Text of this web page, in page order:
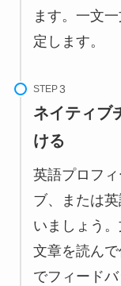
ます。一文
定します。
STEP
ネイティブ
ける
英語プロフ
ブ、または
いましょう
文章を読ん
でフィード